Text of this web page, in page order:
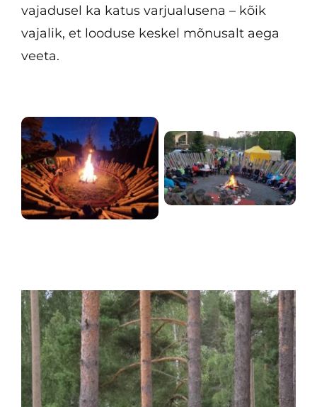
vajadusel ka katus varjualusena – kõik
vajalik, et looduse keskel mõnusalt aega
veeta.